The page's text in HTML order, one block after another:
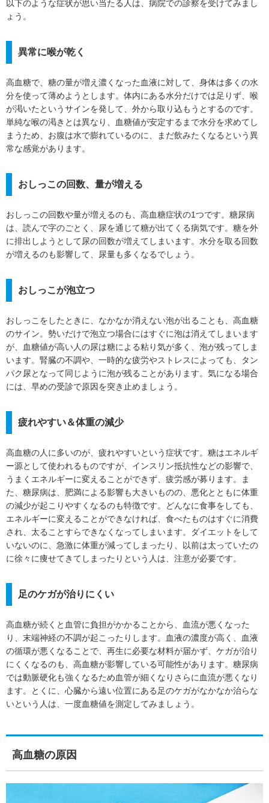
以下のような症状が思い当たる人は、病院での診察を受けてみまし
ょう。
異常に喉が乾く
高血糖で、糖の量が増え濃くなった血液に対して、身体は多くの水
分を使って薄めようとします。体内にある水分だけでは足りず、喉
が渇いたというサインを発して、外から取り込もうとするのです。
単純な喉の渇きとは異なり、血糖値が安定するまで水分を求めてし
まうため、お腹は水で膨れているのに、まだ飲みたくなるという異
常な感覚があります。
おしっこの回数、量が増える
おしっこの回数や量が増えるのも、高血糖症状の1つです。糖尿病
は、読んで字のごとく、尿を通じて糖が出てくる病気です。糖を外
に排出しようとして尿の回数が増えてしまいます。水分を取る回数
が増えるのも影響して、尿量も多くなるでしょう。
おしっこが泡立つ
おしっこをしたときに、なかなか消えない泡が出ることも、高血糖
のサイン。勢いだけで泡立つ場合にはすぐに泡は消えてしまいます
が、血糖値が高い人の尿は糖による粘り気が多く、泡が残ってしま
います。腎臓の不調や、一時的な疲労やストレスによっても、タン
パク尿となって同じように泡が残ることがあります。気になる場合
には、早めの受診で原因を突き止めましょう。
疲れやすい＆体重の減少
高血糖の人に多いのが、疲れやすいという症状です。糖はエネルギ
ー源として使われるものですが、インスリン抵抗性などの影響で、
うまくエネルギーに変えることができず、疲労感が募ります。ま
た、糖尿病は、肥満による影響も大きいものの、悪化とともに体重
の減少が起こりやすくなるのも特徴です。どんなに食事をしても、
エネルギーに変えることができなければ、食べたものはすぐに消費
され、太ることすらできなくなってしまいます。ダイエットをして
いないのに、急激に体重が減ってしまったり、以前は太っていたの
に徐々に痩せてきてしまったりという人は、注意が必要です。
足のケガが治りにくい
高血糖が続くと血管に負担がかかることから、血流が悪くなった
り、末端神経の不調が起こったりします。血液の濃度が高く、血液
の循環が悪くなることで、再生に必要な材料が届かず、ケガが治り
にくくなるのも、高血糖が影響している可能性があります。糖尿病
では動脈硬化も強くなるため血管が細くなりさらに血流が悪くなり
ます。とくに、心臓から遠い位置にある足のケガがなかなか治らな
いという人は、一度血糖値を測定してみましょう。
高血糖の原因